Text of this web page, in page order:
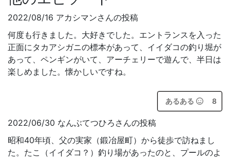
2022/08/16 アカシマンさんの投稿
何度も行きました。大好きでした。エントランスを入った
正面にタカアシガニの標本があって、イイダコの釣り堀が
あって、ペンギンがいて、アーチェリーで遊んで、半日は
楽しめました。懐かしいですね。
あるある 8
2022/06/30 なんぶてつひろさんの投稿
昭和40年頃、父の実家（鍛冶屋町）から徒歩で訪ねまし
た。たこ（イイダコ？）釣り場があったのと、プールのよ